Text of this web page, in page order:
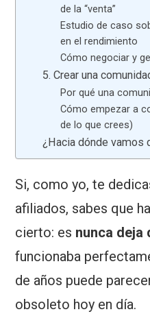
de la “venta”
Estudio de caso
en el rendimiento
Cómo negociar y
5. Crear una
Por qué una
Cómo empezar a
de lo que crees)
¿Hacia dónde vamos
Si, como yo, te
afiliados, sabes que
cierto: es nunca deja
funcionaba
de años puede
obsoleto hoy en día.